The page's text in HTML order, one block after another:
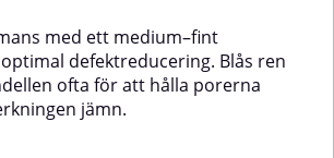
med ett medium–fint
defektreducering. Blås ren
ofta för att hålla porerna
jämn.